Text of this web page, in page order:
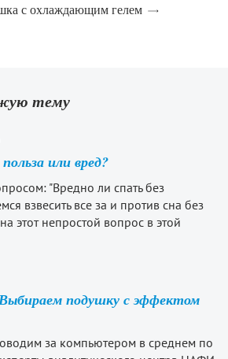
с охлаждающим гелем
тему
или вред?
"Вредно ли спать без
взвесить все за и против сна без
этот непростой вопрос в этой
подушку с эффектом
за компьютером в среднем по